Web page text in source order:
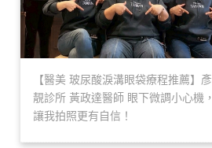
【醫美 玻尿酸淚溝眼袋療程推薦】彥
靚診所 黃政達醫師 眼下微調小心機，
讓我拍照更有自信！